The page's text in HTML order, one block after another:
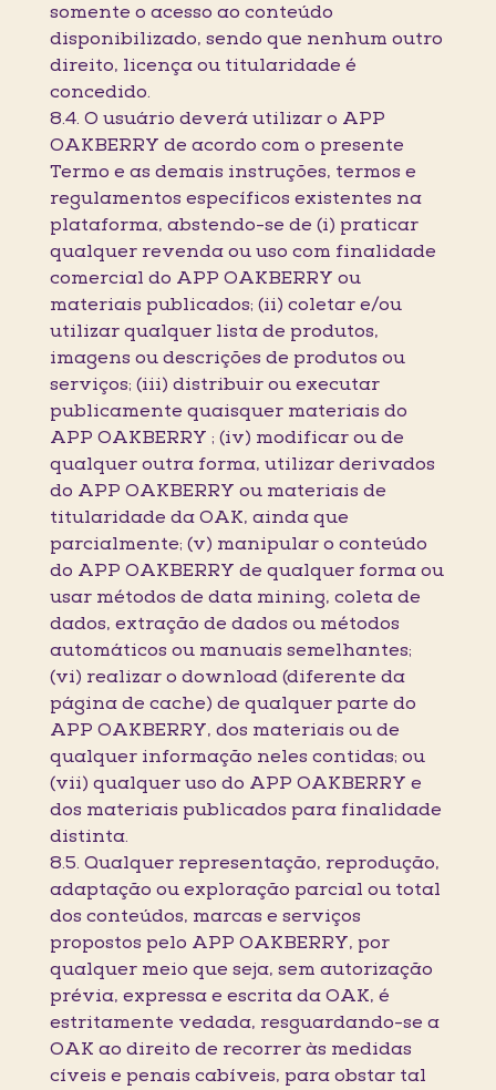
somente o acesso ao conteúdo
disponibilizado, sendo que nenhum outro
direito, licença ou titularidade é
concedido.
8.4. O usuário deverá utilizar o APP
OAKBERRY de acordo com o presente
Termo e as demais instruções, termos e
regulamentos específicos existentes na
plataforma, abstendo-se de (i) praticar
qualquer revenda ou uso com finalidade
comercial do APP OAKBERRY ou
materiais publicados; (ii) coletar e/ou
utilizar qualquer lista de produtos,
imagens ou descrições de produtos ou
serviços; (iii) distribuir ou executar
publicamente quaisquer materiais do
APP OAKBERRY ; (iv) modificar ou de
qualquer outra forma, utilizar derivados
do APP OAKBERRY ou materiais de
titularidade da OAK, ainda que
parcialmente; (v) manipular o conteúdo
do APP OAKBERRY de qualquer forma ou
usar métodos de data mining, coleta de
dados, extração de dados ou métodos
automáticos ou manuais semelhantes;
(vi) realizar o download (diferente da
página de cache) de qualquer parte do
APP OAKBERRY, dos materiais ou de
qualquer informação neles contidas; ou
(vii) qualquer uso do APP OAKBERRY e
dos materiais publicados para finalidade
distinta.
8.5. Qualquer representação, reprodução,
adaptação ou exploração parcial ou total
dos conteúdos, marcas e serviços
propostos pelo APP OAKBERRY, por
qualquer meio que seja, sem autorização
prévia, expressa e escrita da OAK, é
estritamente vedada, resguardando-se a
OAK ao direito de recorrer às medidas
cíveis e penais cabíveis, para obstar tal